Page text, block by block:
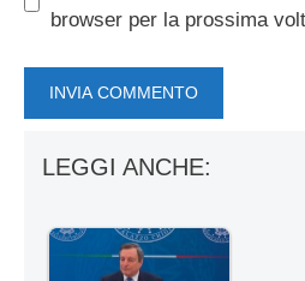
browser per la prossima
LEGGI ANCHE: